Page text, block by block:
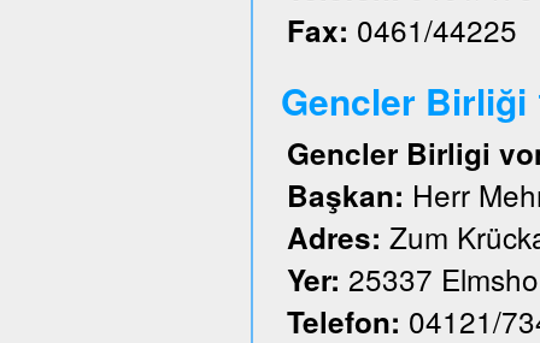
Fax: 0461/44225
Gencler Birliği
Gencler Birligi
Başkan: Herr
Adres: Zum
Yer: 25337
Telefon: 04121/